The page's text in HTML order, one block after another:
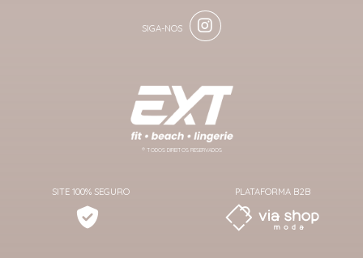
SITE 100% SEGURO PLATAFORMA B2B
® TODOS DIREITOS RESERVADOS